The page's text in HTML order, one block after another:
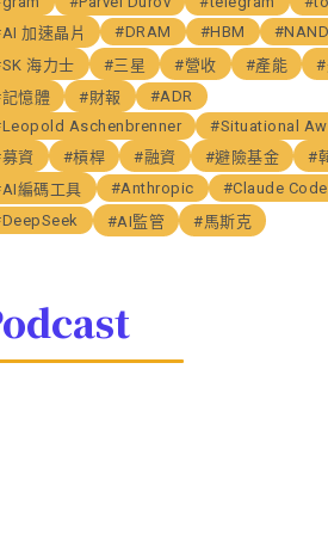
加速晶片
#DRAM #HBM
海力士
#三星 #營收 #產能
#
憶體
#財報
#ADR
Aschenbrenner
#Situational
資
#槓桿 #融資 #避險基金
#
編碼工具
#Anthropic
#Claude Code
#AI監管 #馬斯克